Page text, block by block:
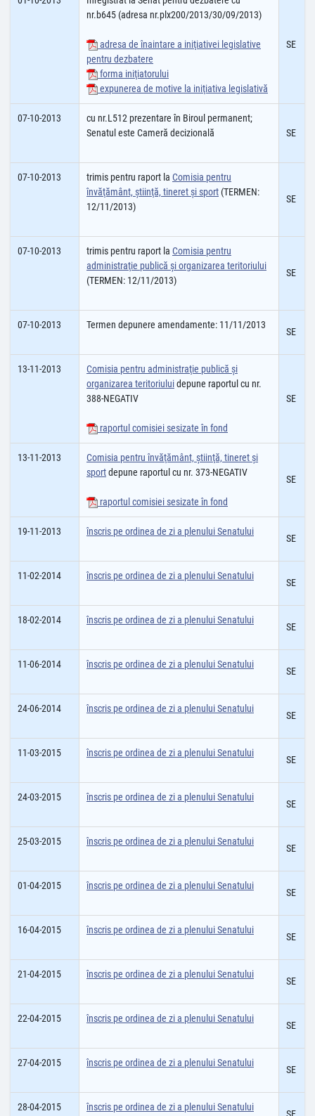
nr.b645 (adresa nr.plx200/2013/30/09/2013)
adresa de înaintare a iniţiativei legislative
pentru dezbatere
forma iniţiatorului
expunerea de motive la iniţiativa legislativă
SE
07-10-2013
cu nr.L512 prezentare în Biroul permanent;
Senatul este Cameră decizională
SE
07-10-2013 trimis pentru raport la Comisia pentru
învăţământ, ştiinţă, tineret şi sport (TERMEN:
12/11/2013)
SE
07-10-2013 trimis pentru raport la Comisia pentru
administraţie publică şi organizarea teritoriului
(TERMEN: 12/11/2013)
SE
07-10-2013 Termen depunere amendamente: 11/11/2013
SE
13-11-2013
Comisia pentru administraţie publică şi
organizarea teritoriuluidepune raportul cu nr.
388-NEGATIV
raportul comisiei sesizate în fond
SE
13-11-2013
Comisia pentru învăţământ, ştiinţă, tineret şi
sportdepune raportul cu nr. 373-NEGATIV
raportul comisiei sesizate în fond
SE
19-11-2013 înscris pe ordinea de zi a plenului Senatului
SE
11-02-2014 înscris pe ordinea de zi a plenului Senatului
SE
18-02-2014 înscris pe ordinea de zi a plenului Senatului
SE
11-06-2014 înscris pe ordinea de zi a plenului Senatului
SE
24-06-2014 înscris pe ordinea de zi a plenului Senatului
SE
11-03-2015 înscris pe ordinea de zi a plenului Senatului
SE
24-03-2015 înscris pe ordinea de zi a plenului Senatului
SE
25-03-2015 înscris pe ordinea de zi a plenului Senatului
SE
01-04-2015 înscris pe ordinea de zi a plenului Senatului
SE
16-04-2015 înscris pe ordinea de zi a plenului Senatului
SE
21-04-2015 înscris pe ordinea de zi a plenului Senatului
SE
22-04-2015 înscris pe ordinea de zi a plenului Senatului
SE
27-04-2015 înscris pe ordinea de zi a plenului Senatului
SE
28-04-2015 înscris pe ordinea de zi a plenului Senatului